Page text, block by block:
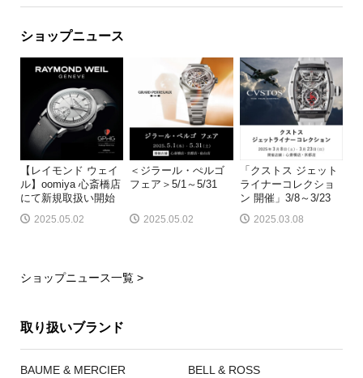
ショップニュース
【レイモンド ウェイ
ル】oomiya 心斎橋店
にて新規取扱い開始
2025.05.02
＜ジラール・ぺルゴ
フェア＞5/1～5/31
2025.05.02
「クストス ジェット
ライナーコレクショ
ン 開催」3/8～3/23
2025.03.08
ショップニュース一覧 >
取り扱いブランド
BAUME & MERCIER BELL & ROSS